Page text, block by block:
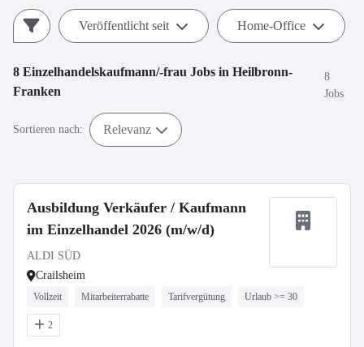
Veröffentlicht seit Home-Office
8 Einzelhandelskaufmann/-frau Jobs in Heilbronn-
Franken
8
Jobs
Sortieren nach: Relevanz
Ausbildung Verkäufer / Kaufmann
im Einzelhandel 2026 (m/w/d)
ALDI SÜD
Crailsheim
Vollzeit Mitarbeiterrabatte Tarifvergütung Urlaub >= 30
2